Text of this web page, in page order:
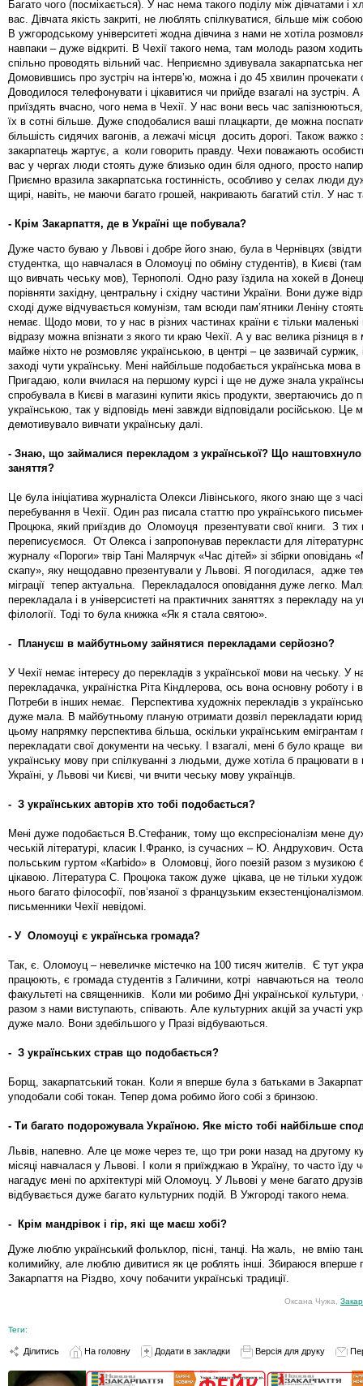
Багато чого (посміхається). У нас нема такого поділу між дівчатами і
вас. Дівчата якість закриті, не люблять спілкуватися, більше між
В ужгородському університеті жодна дівчина з нами не хотіла
навпаки – дуже відкриті. В Чехії такого нема, там молодь разом
спільно проводять вільний час. Неприємно здивувала закарпатська
Домовившись про зустріч на інтерв’ю, можна і до 45 хвилин прочекати
Доводилося телефонувати і цікавитися чи прийде взагалі на зустріч.
приїздять вчасно, чого нема в Чехії. У нас вони весь час
їх в сотні більше. Дуже сподобалися ваші плацкарти, де можна
більшість сидячих вагонів, а лежачі місця досить дорогі. Також важко
закарпатець жартує, а коли говорить правду. Чехи поважають
вас у чергах люди стоять дуже близько один біля одного, просто
Приємно вразила закарпатська гостинність, особливо у селах люди
щирі, навіть, не маючи багато грошей, накривають багатий стіл. У нас
- Крім Закарпаття, де в Україні ще побувала?
Дуже часто буваю у Львові і добре його знаю, була в Чернівцях
студентка, що навчалася в Оломоуці по обміну студентів), в Києві
що вивчать чеську мов), Тернополі. Одно разу їздила на хокей в
порівняти західну, центральну і східну частини України. Вони дуже
сході дуже відчувається комунізм, там всюди пам’ятники Леніну
немає. Щодо мови, то у нас в різних частинах країни є тільки маленькі
відразу можна впізнати з якого ти краю Чехії. А у вас велика різниця
майже ніхто не розмовляє українською, в центрі – це зазвичай суржик,
заході чути українську. Мені найбільше подобається українська мова в
Пригадаю, коли вчилася на першому курсі і ще не дуже знала
спробувала в Києві в магазині купити якісь продукти, звертаючись до
українською, так у відповідь мені завжди відповідали російською. Це
демотивувало вивчати українську далі.
- Знаю, що займалися перекладом з української? Що наштовхнуло
заняття?
Це була ініціатива журналіста Олекси Лівінського, якого знаю ще з
перебування в Чехії. Один раз писала статтю про українського
Процюка, який приїздив до Оломоуця презентувати свої книги. З тих
переписуємося. От Олекса і запропонував перекласти для
журналу «Пороги» твір Тані Малярчук «Час дітей» зі збірки оповідань
скапу», яку нещодавно презентували у Львові. Я погодилася, адже
міграції тепер актуальна. Перекладалося оповідання дуже легко.
перекладала і в універсистеті на практичних заняттях з перекладу на
філології. Тоді то була книжка «Як я стала святою».
- Плануєш в майбутньому зайнятися перекладами серйозно?
У Чехії немає інтересу до перекладів з української мови на чеську. У
перекладачка, україністка Ріта Кіндлерова, ось вона основну роботу і
Потреби в інших немає. Перспектива художніх перекладів з
дуже мала. В майбутньому планую отримати дозвіл перекладати
цьому напрямку перспектива більша, оскільки українським емігрантам
перекладати свої документи на чеську. І взагалі, мені б було краще
українську мову при спілкуванні з людьми, дуже хотіла б працювати в
Україні, у Львові чи Києві, чи вчити чеську мову українців.
- З українських авторів хто тобі подобається?
Мені дуже подобається В.Стефаник, тому що експресіоналізм мене
чеській літературі, класик І.Франко, із сучасних – Ю. Андрухович.
польським гуртом «Кarbido» в Оломовці, його поезій разом з музикою
цікавою. Література С. Процюка також дуже цікава, це не тільки
нього багато філософії, пов’язаної з французьким
письменники Чехії невідомі.
- У Оломоуці є українська громада?
Так, є. Оломоуц – невеличке містечко на 100 тисяч жителів. Є тут
працюють, є громада студентів з Галичини, котрі навчаються на
факультеті на священників. Коли ми робимо Дні української
разом з нами виступають, співають. Але культурних акцій за участі
дуже мало. Вони здебільшого у Празі відбуваються.
- З українських страв що подобається?
Борщ, закарпатський токан. Коли я вперше була з батьками в
уподобали собі токан. Тепер дома робимо його собі з бринзою.
- Ти багато подорожувала Україною. Яке місто тобі найбільше
Львів, напевно. Але це може через те, що три роки назад на другому
місяці навчалася у Львові. І коли я приїжджаю в Україну, то часто їду
нагадує мені по архітектурі мій Оломоуц. У Львові у мене багато друзів
відбувається дуже багато культурних подій. В Ужгороді такого нема.
- Крім мандрівок і гір, які ще маєш хобі?
Дуже люблю український фольклор, пісні, танці. На жаль, не вмію
колимийку, але люблю дивитися як це роблять інші. Збираюся вперше
Закарпаття на Різдво, хочу побачити українські традиції.
Оксана Чужа,
Теги:
Ділитись На головну Додати в закладки Версія для друку